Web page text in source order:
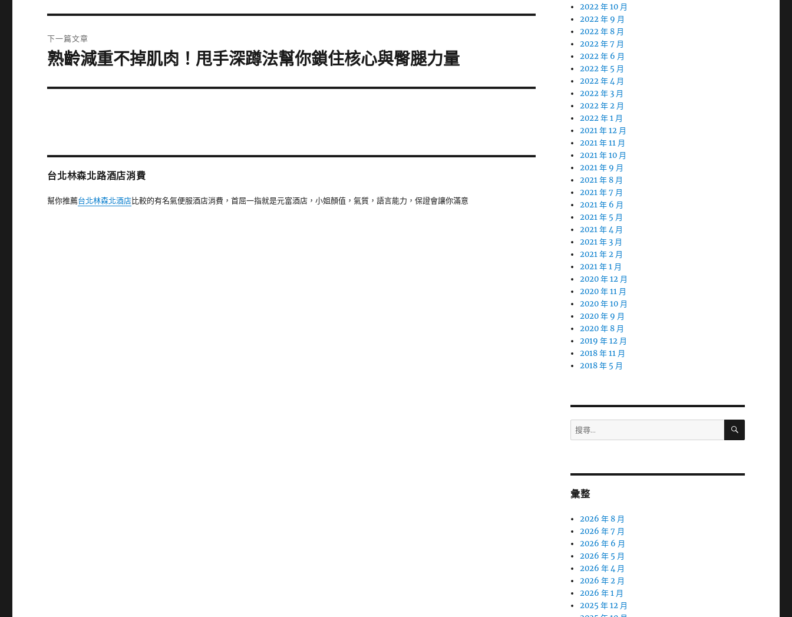
篇
文
章:
下一篇文章
下
篇
熟齡減重不掉肌肉！甩手深蹲法幫你鎖住核心與臀腿力量
台北林森北路酒店消費
幫你推薦台北林森北酒店比較的有名氣便服酒店消費，首屈一指就是元富酒店，小姐顏值，氣質，語言能力，保證會讓你滿意
2022 年 10 月
2022 年 9 月
2022 年 8 月
2022 年 7 月
2022 年 6 月
2022 年 5 月
2022 年 4 月
2022 年 3 月
2022 年 2 月
2022 年 1 月
2021 年 12 月
2021 年 11 月
2021 年 10 月
2021 年 9 月
2021 年 8 月
2021 年 7 月
2021 年 6 月
2021 年 5 月
2021 年 4 月
2021 年 3 月
2021 年 2 月
2021 年 1 月
2020 年 12 月
2020 年 11 月
2020 年 10 月
2020 年 9 月
2020 年 8 月
2019 年 12 月
2018 年 11 月
2018 年 5 月
搜
尋
字:
搜
彙整
2026 年 8 月
2026 年 7 月
2026 年 6 月
2026 年 5 月
2026 年 4 月
2026 年 2 月
2026 年 1 月
2025 年 12 月